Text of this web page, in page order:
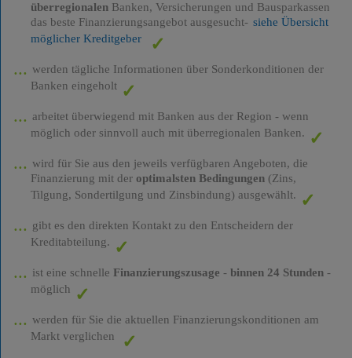
überregionalenBanken, Versicherungen und Bausparkassen
das beste Finanzierungsangebot ausgesucht- siehe Übersicht
möglicher Kreditgeber
werden tägliche Informationen über Sonderkonditionen der
Banken eingeholt
arbeitet überwiegend mit Banken aus der Region - wenn
möglich oder sinnvoll auch mit überregionalen Banken.
wird für Sie aus den jeweils verfügbaren Angeboten, die
Finanzierung mit der optimalsten Bedingungen(Zins,
Tilgung, Sondertilgung und Zinsbindung) ausgewählt.
gibt es den direkten Kontakt zu den Entscheidern der
Kreditabteilung.
ist eine schnelle Finanzierungszusage - binnen 24 Stunden-
möglich
werden für Sie die aktuellen Finanzierungskonditionen am
Markt verglichen